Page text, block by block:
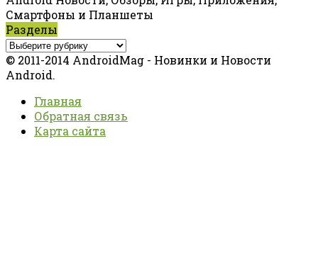
Смартфоны и Планшеты
Разделы
© 2011-2014 AndroidMag - Новинки и Новости
Android.
Главная
Обратная связь
Карта сайта